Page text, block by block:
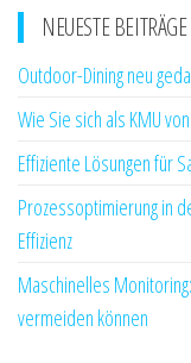
NEUESTE BEITRÄGE
Outdoor-Dining neu
Wie Sie sich als KMU
Effiziente Lösungen für
Prozessoptimierung in
Effizienz
Maschinelles
vermeiden können